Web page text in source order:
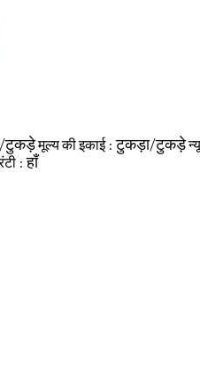
टुकड़ेमूल्य की इकाई :टुकड़ा/टुकड़े
:हाँ